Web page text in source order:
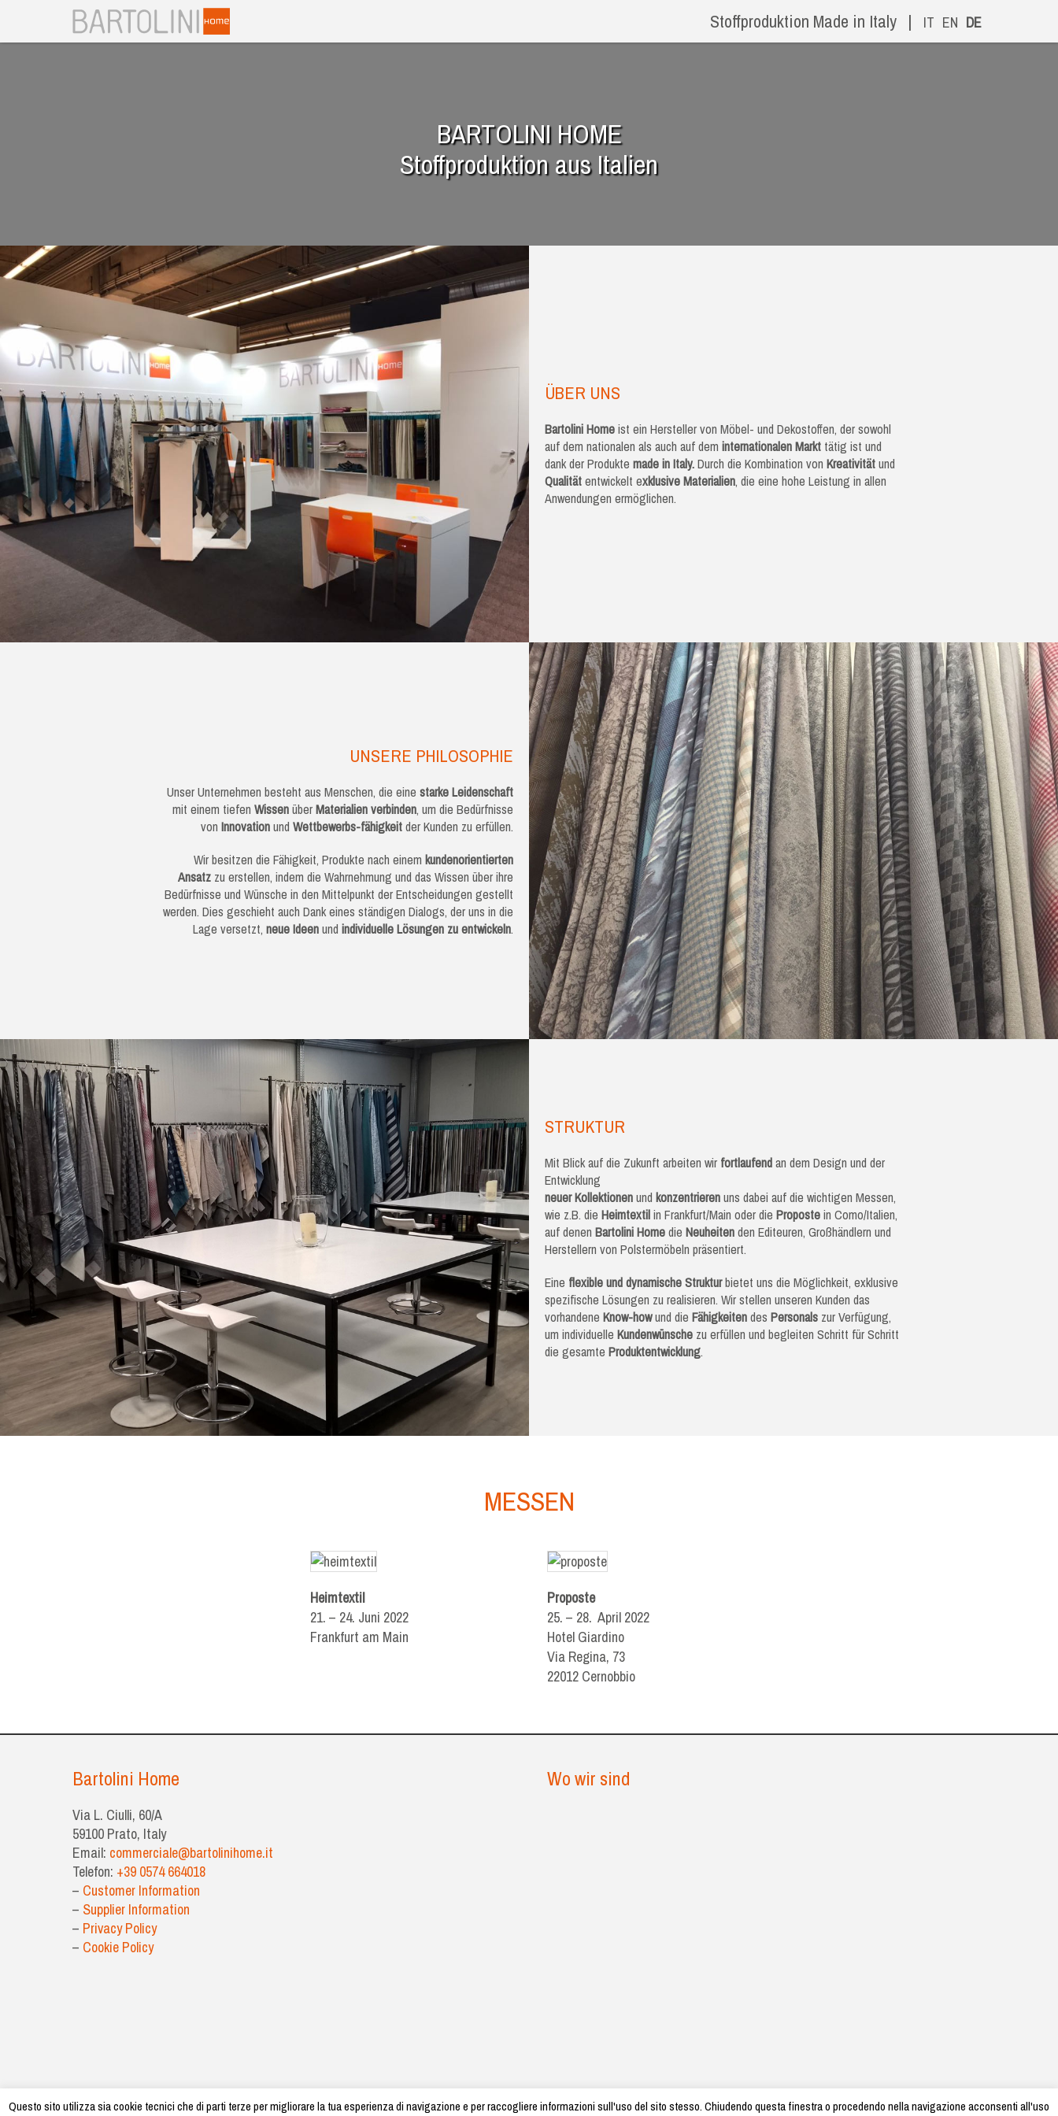
Stoffproduktion Made in Italy | IT EN DE
BARTOLINI HOME
Stoffproduktion aus Italien
ÜBER UNS
Bartolini Homeist ein Hersteller von Möbel- und Dekostoffen, der sowohl
auf dem nationalen als auch auf dem internationalen Markt tätig ist und
dank der Produkte made in Italy.Durch die Kombination von Kreativitätund
Qualitätentwickelt exklusive Materialien, die eine hohe Leistung in allen
Anwendungen ermöglichen.
UNSERE PHILOSOPHIE
Unser Unternehmen besteht aus Menschen, die eine starke Leidenschaft
mit einem tiefen WissenüberMaterialien verbinden, um die Bedürfnisse
von Innovationund Wettbewerbs-fähigkeitder Kunden zu erfüllen.
Wir besitzen die Fähigkeit, Produkte nach einem kundenorientierten
Ansatz zu erstellen, indem die Wahrnehmung und das Wissen über ihre
Bedürfnisse und Wünsche in den Mittelpunkt der Entscheidungen gestellt
werden. Dies geschieht auch Dank eines ständigen Dialogs, der uns in die
Lage versetzt, neue Ideenund individuelle Lösungen zu entwickeln.
STRUKTUR
Mit Blick auf die Zukunft arbeiten wir fortlaufendan dem Design und der
Entwicklung
neuer Kollektionenund konzentrierenuns dabei auf die wichtigen Messen,
wie z.B. die Heimtextilin Frankfurt/Main oder die Propostein Como/Italien,
auf denen Bartolini Homedie Neuheitenden Editeuren, Großhändlern und
Herstellern von Polstermöbeln präsentiert.
Eine flexible und dynamische Strukturbietet uns die Möglichkeit, exklusive
spezifische Lösungen zu realisieren. Wir stellen unseren Kunden das
vorhandene Know-howund die Fähigkeitendes Personals zur Verfügung,
um individuelle Kundenwünsche zu erfüllen und begleiten Schritt für Schritt
die gesamte Produktentwicklung.
MESSEN
Heimtextil
21. – 24. Juni 2022
Frankfurt am Main
Proposte
25. – 28. April 2022
Hotel Giardino
Via Regina, 73
22012 Cernobbio
Bartolini Home
Via L. Ciulli, 60/A
59100 Prato, Italy
Email: commerciale@bartolinihome.it
Telefon: +39 0574 664018
– Customer Information
– Supplier Information
– Privacy Policy
– Cookie Policy
Wo wir sind
©2026 - Bartolini Home - Stoffproduktion Made in Italy - Via L. Ciulli, 60/A - 59100 Prato, Italy - commerciale@bartolinihome.it
Questo sito utilizza sia cookie tecnici che di parti terze per migliorare la tua esperienza di navigazione e per raccogliere informazioni sull'uso del sito stesso. Chiudendo questa finestra o procedendo nella navigazione acconsenti all'uso